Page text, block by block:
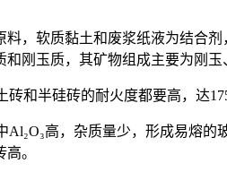
软质黏土和废浆纸液为结合剂
刚玉质，其矿物组成主要为刚玉
半硅砖的耐火度都要高，达
高，杂质量少，形成易熔的
。